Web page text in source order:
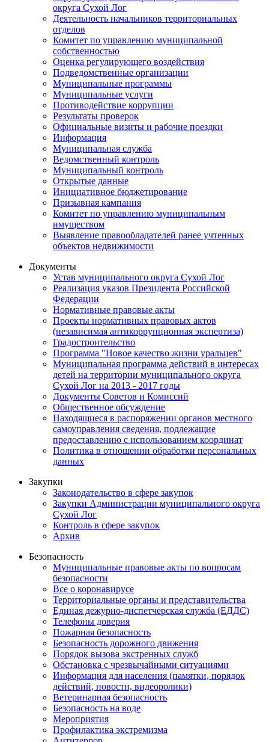
округа Сухой Лог
Деятельность начальников территориальных
отделов
Комитет по управлению муниципальной
собственностью
Оценка регулирующего воздействия
Подведомственные организации
Муниципальные программы
Муниципальные услуги
Противодействие коррупции
Результаты проверок
Официальные визиты и рабочие поездки
Информация
Муниципальная служба
Ведомственный контроль
Муниципальный контроль
Открытые данные
Инициативное бюджетирование
Призывная кампания
Комитет по управлению муниципальным
имуществом
Выявление правообладателей ранее учтенных
объектов недвижимости
Документы
Устав муниципального округа Сухой Лог
Реализация указов Президента Российской
Федерации
Нормативные правовые акты
Проекты нормативных правовых актов
(независимая антикоррупционная экспертиза)
Градостроительство
Программа "Новое качество жизни уральцев"
Муниципальная программа действий в интересах
детей на территории муниципального округа
Сухой Лог на 2013 - 2017 годы
Документы Советов и Комиссий
Общественное обсуждение
Находящиеся в распоряжении органов местного
самоуправления сведения, подлежащие
предоставлению с использованием координат
Политика в отношении обработки персональных
данных
Закупки
Законодательство в сфере закупок
Закупки Администрации муниципального округа
Сухой Лог
Контроль в сфере закупок
Архив
Безопасность
Муниципальные правовые акты по вопросам
безопасности
Все о коронавирусе
Территориальные органы и представительства
Единая дежурно-диспетчерская служба (ЕДДС)
Телефоны доверия
Пожарная безопасность
Безопасность дорожного движения
Порядок вызова экстренных служб
Обстановка с чрезвычайными ситуациями
Информация для населения (памятки, порядок
действий, новости, видеоролики)
Ветеринарная безопасность
Безопасность на воде
Мероприятия
Профилактика экстремизма